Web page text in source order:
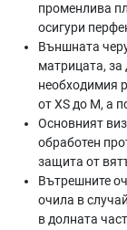
променлива
осигури
Външната
матрицата, за
необходимия
от XS до M, а
Основният
обработен
защита от
Вътрешните
очила в
в долната